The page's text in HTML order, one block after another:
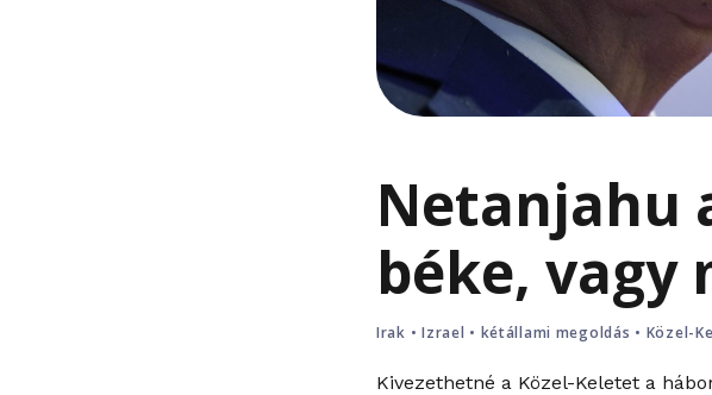
Netanjahu
béke, vagy
Irak •Izrael • kétállami megoldás • Közel-
Kivezethetné a Közel-Keletet a